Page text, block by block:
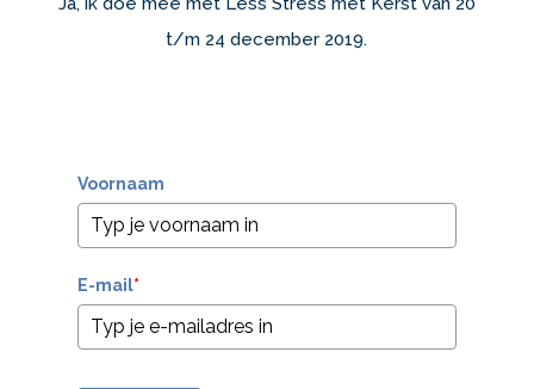
t/m 24 december 2019.
Voornaam
E-mail*